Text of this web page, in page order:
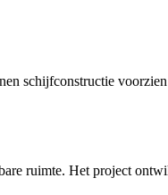
schijfconstructie
ruimte. Het project